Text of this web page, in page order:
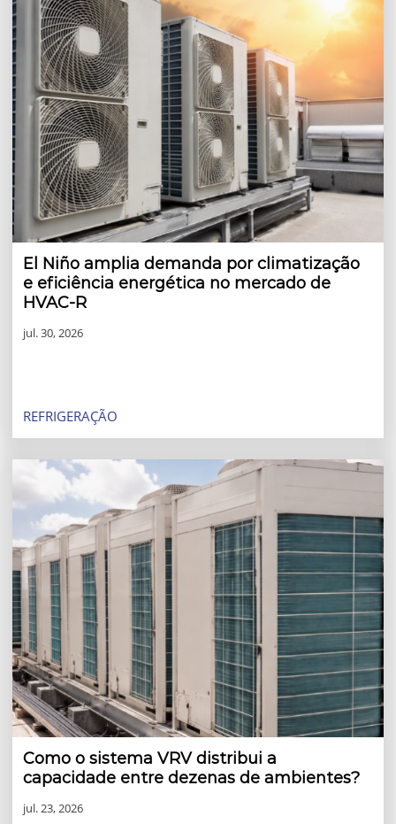
El Niño amplia demanda por climatização
e eficiência energética no mercado de
HVAC-R
jul. 30, 2026
climatização diante da previsão de calor acima da média
e ondas de calor mais frequentes.
REFRIGERAÇÃO
Como o sistema VRV distribui a
capacidade entre dezenas de ambientes?
jul. 23, 2026